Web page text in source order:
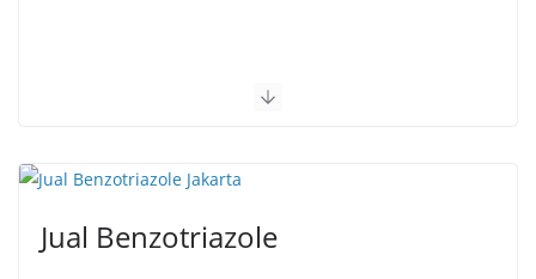
Jual Benzotriazole